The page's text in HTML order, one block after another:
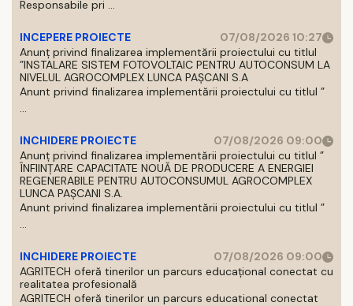
Responsabile pri ...
INCEPERE PROIECTE
07/08/2026 10:27
Anunț privind finalizarea implementării proiectului cu titlul
”INSTALARE SISTEM FOTOVOLTAIC PENTRU AUTOCONSUM LA
NIVELUL AGROCOMPLEX LUNCA PAȘCANI S.A
Anunt privind finalizarea implementării proiectului cu titlul ”
...
INCHIDERE PROIECTE
07/08/2026 09:00
Anunț privind finalizarea implementării proiectului cu titlul ”
ÎNFIINȚARE CAPACITATE NOUĂ DE PRODUCERE A ENERGIEI
REGENERABILE PENTRU AUTOCONSUMUL AGROCOMPLEX
LUNCA PAȘCANI S.A.
Anunt privind finalizarea implementării proiectului cu titlul ”
...
INCHIDERE PROIECTE
07/08/2026 09:00
AGRITECH oferă tinerilor un parcurs educațional conectat cu
realitatea profesională
AGRITECH oferă tinerilor un parcurs educational conectat